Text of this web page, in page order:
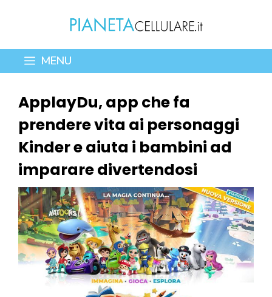
contenuto
MENU
ApplayDu, app che fa
prendere vita ai personaggi
Kinder e aiuta i bambini ad
imparare divertendosi